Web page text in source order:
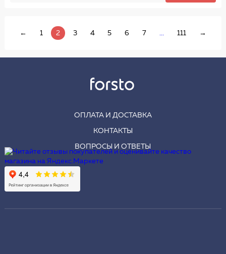
← 1 2 3 4 5 6 7 ... 111 →
ОПЛАТА И ДОСТАВКА
КОНТАКТЫ
ВОПРОСЫ И ОТВЕТЫ